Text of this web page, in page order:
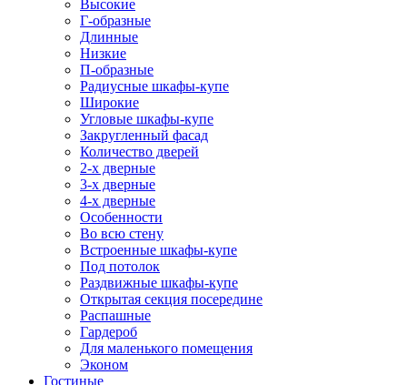
Высокие
Г-образные
Длинные
Низкие
П-образные
Радиусные шкафы-купе
Широкие
Угловые шкафы-купе
Закругленный фасад
Количество дверей
2-х дверные
3-х дверные
4-х дверные
Особенности
Во всю стену
Встроенные шкафы-купе
Под потолок
Раздвижные шкафы-купе
Открытая секция посередине
Распашные
Гардероб
Для маленького помещения
Эконом
Гостиные